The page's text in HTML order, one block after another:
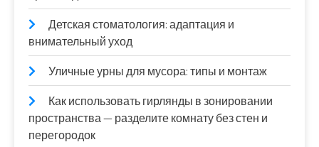
Детская стоматология: адаптация и
внимательный уход
Уличные урны для мусора: типы и монтаж
Как использовать гирлянды в зонировании
пространства — разделите комнату без стен и
перегородок